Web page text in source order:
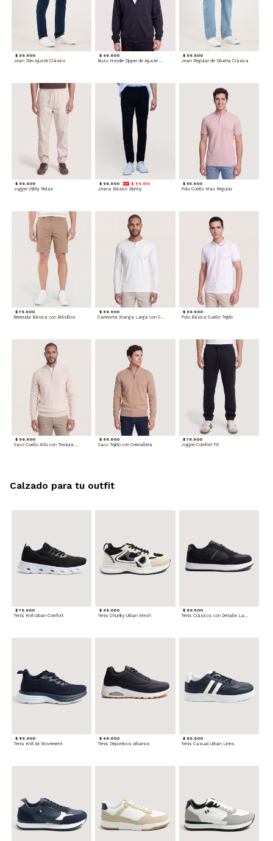
$ 99.900
Jean Slim Ajuste Clásico
$ 99.900
Buzo Hoodie Zipper de Ajuste Cómodo
$ 99.900
Jean Regular de Silueta Clásica
$ 89.900
Jogger Utility Relax
$ 99.900 $ 89.910
Jeans Básico Skinny
$ 59.900
Polo Cuello Mao Regular
$ 79.900
Bermuda Básica con Bolsillos
$ 69.900 $ 69.900
Polo Básica Cuello Tejido
$ 99.900
Saco Cuello Alto con Textura Trenzada
$ 89.900
Saco Tejido con Cremallera
$ 79.900
Jogger Comfort Fit
$ 79.900
Tenis Knit Urban Comfort
$ 99.000
Tenis Chunky Urban Mesh
$ 89.900
Tenis Clásicos con Detalle Lateral
$ 89.900
Tenis Knit Air Movement
$ 99.900
Tenis Deportivos Urbanos
$ 89.900
Tenis Casual Urban Lines
Calzado para tu outfit